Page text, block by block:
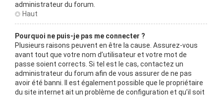
administrateur du forum.
Haut
Pourquoi ne puis-je pas me connecter ?
Plusieurs raisons peuvent en être la cause. Assurez-vous
avant tout que votre nom d’utilisateur et votre mot de
passe soient corrects. Si tel est le cas, contactez un
administrateur du forum afin de vous assurer de ne pas
avoir été banni. Il est également possible que le propriétaire
du site internet ait un problème de configuration et qu’il soit